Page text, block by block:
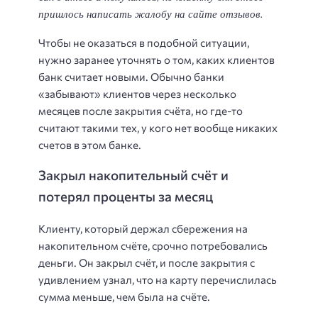
пришлось написать жалобу на сайте отзывов.
Чтобы не оказаться в подобной ситуации,
нужно заранее уточнять о том, каких клиентов
банк считает новыми. Обычно банки
«забывают» клиентов через несколько
месяцев после закрытия счёта, но где-то
считают такими тех, у кого нет вообще никаких
счетов в этом банке.
Закрыл накопительный счёт и
потерял проценты за месяц
Клиенту, который держал сбережения на
накопительном счёте, срочно потребовались
деньги. Он закрыл счёт, и после закрытия с
удивлением узнал, что на карту перечислилась
сумма меньше, чем была на счёте.